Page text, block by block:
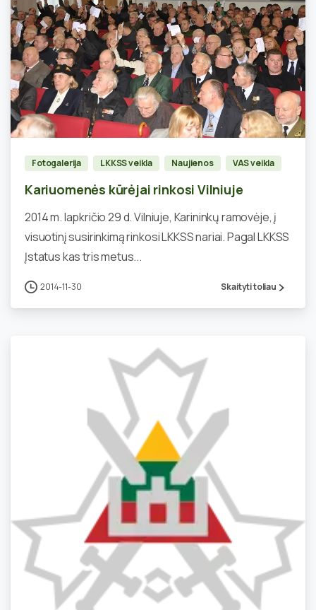
1
Fotogalerija LKKSS veikla Naujienos VAS veikla
Kariuomenės kūrėjai rinkosi Vilniuje
2014 m. lapkričio 29 d. Vilniuje, Karininkų ramovėje, į
visuotinį susirinkimą rinkosi LKKSS nariai. Pagal LKKSS
Įstatus kas tris metus...
2014-11-30 Skaityti toliau